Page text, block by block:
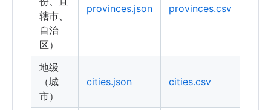
辖市、
自治
区）
provinces.json provinces.csv
地级
（城
市）
cities.json cities.csv